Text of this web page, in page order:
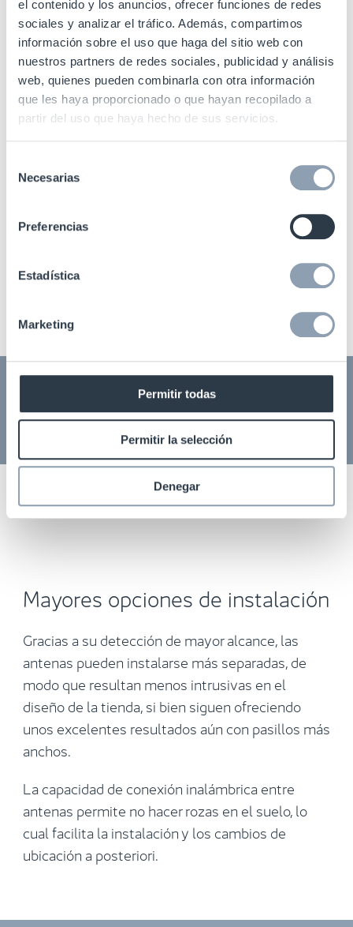
el contenido y los anuncios, ofrecer funciones de redes
sociales y analizar el tráfico. Además, compartimos
información sobre el uso que haga del sitio web con
nuestros partners de redes sociales, publicidad y análisis
web, quienes pueden combinarla con otra información
que les haya proporcionado o que hayan recopilado a
partir del uso que haya hecho de sus servicios.
Necesarias
Preferencias
Estadística
Marketing
Permitir todas
Permitir la selección
Denegar
Protección con visión de futuro
NEO se conecta directamente a la red de la
tienda, a un teléfono móvil o a la plataforma en la
recopilar datos de un modo continuo y sin
funcionamiento 24/7 en tiempo real, los posibles
problemas se detectan al instante.
Mayores opciones de instalación
Gracias a su detección de mayor alcance, las
antenas pueden instalarse más separadas, de
modo que resultan menos intrusivas en el
diseño de la tienda, si bien siguen ofreciendo
unos excelentes resultados aún con pasillos más
anchos.
La capacidad de conexión inalámbrica entre
antenas permite no hacer rozas en el suelo, lo
cual facilita la instalación y los cambios de
ubicación a posteriori.